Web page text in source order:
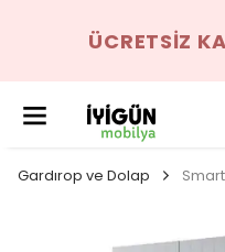
ÜCRETSIZ
Gardırop ve Dolap